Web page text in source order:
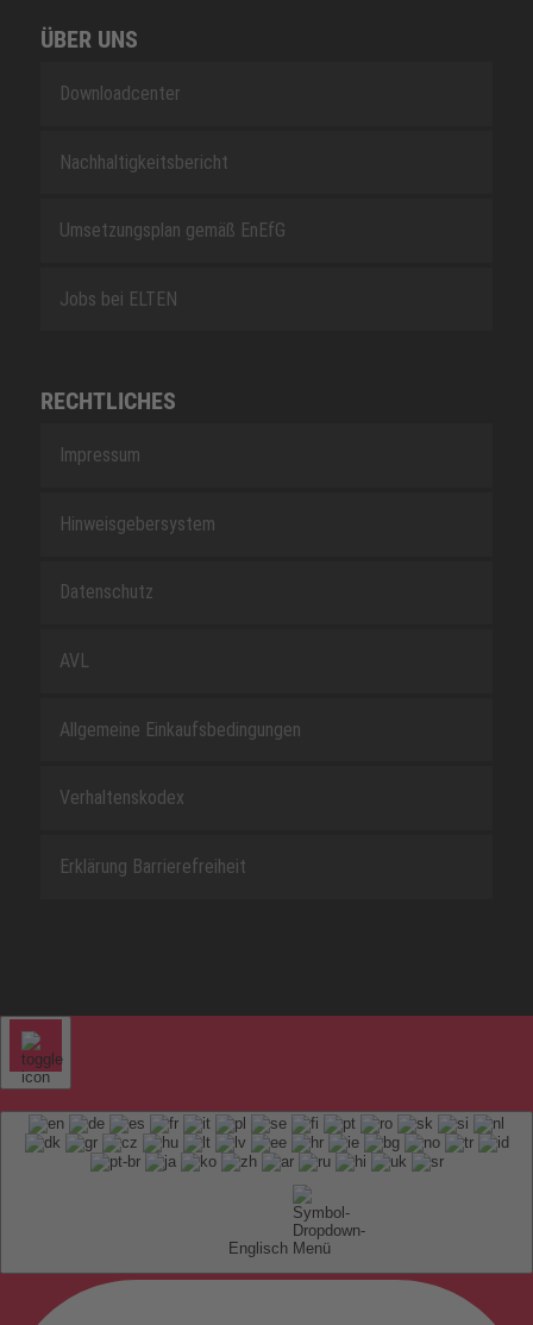
ÜBER UNS
Downloadcenter
Nachhaltigkeitsbericht
Umsetzungsplan gemäß EnEfG
Jobs bei ELTEN
RECHTLICHES
Impressum
Hinweisgebersystem
Datenschutz
AVL
Allgemeine Einkaufsbedingungen
Verhaltenskodex
Erklärung Barrierefreiheit
Englisch